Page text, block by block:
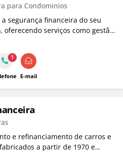
para Condominios
segurança financeira do seu
oferecendo serviços como gestão
e moradores tenham
e foco no bem-estar.
1
E-mail
e refinanciamento de carros e
a partir de 1970 e